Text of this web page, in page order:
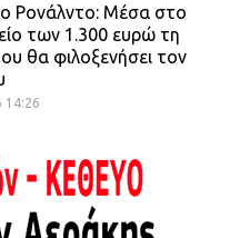
Ρονάλντο: Μέσα στο
των 1.300 ευρώ τη
θα φιλοξενήσει τον
14:26